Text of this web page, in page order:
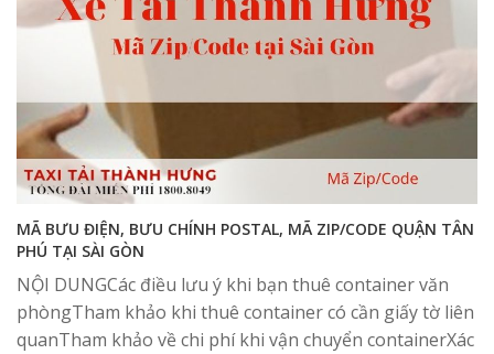
MÃ BƯU ĐIỆN, BƯU CHÍNH POSTAL, MÃ ZIP/CODE QUẬN TÂN
PHÚ TẠI SÀI GÒN
NỘI DUNGCác điều lưu ý khi bạn thuê container văn
phòngTham khảo khi thuê container có cần giấy tờ liên
quanTham khảo về chi phí khi vận chuyển containerXác